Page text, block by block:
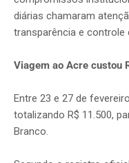
diárias chamaram
transparência e
Viagem ao Acre custou
Entre 23 e 27 de
totalizando R$ 11.500,
Branco.